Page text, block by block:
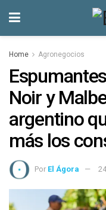
Home Agronegocios
Noir y
argentino
más los
Por El Ágora